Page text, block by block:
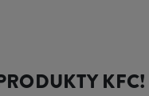
KFC!